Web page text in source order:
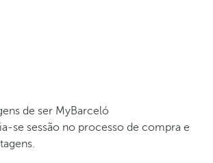
de ser MyBarceló
se sessão no processo de compra e